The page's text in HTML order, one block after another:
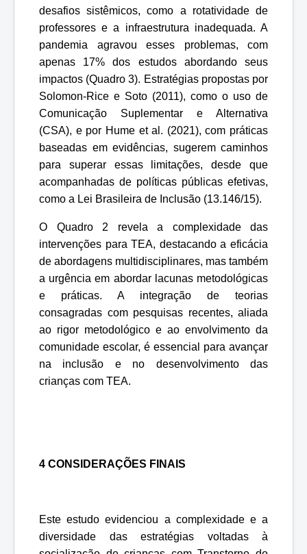
desafios sistêmicos, como a rotatividade de
professores e a infraestrutura inadequada. A
pandemia agravou esses problemas, com
apenas 17% dos estudos abordando seus
impactos (Quadro 3). Estratégias propostas por
Solomon-Rice e Soto (2011), como o uso de
Comunicação Suplementar e Alternativa
(CSA), e por Hume et al. (2021), com práticas
baseadas em evidências, sugerem caminhos
para superar essas limitações, desde que
acompanhadas de políticas públicas efetivas,
como a Lei Brasileira de Inclusão (13.146/15).
O Quadro 2 revela a complexidade das
intervenções para TEA, destacando a eficácia
de abordagens multidisciplinares, mas também
a urgência em abordar lacunas metodológicas
e práticas. A integração de teorias
consagradas com pesquisas recentes, aliada
ao rigor metodológico e ao envolvimento da
comunidade escolar, é essencial para avançar
na inclusão e no desenvolvimento das
crianças com TEA.
4 CONSIDERAÇÕES FINAIS
Este estudo evidenciou a complexidade e a
diversidade das estratégias voltadas à